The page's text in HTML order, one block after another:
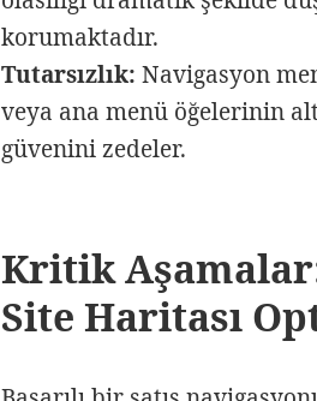
korumaktadır.
Tutarsızlık: Navigasyon
veya ana menü öğelerinin
güvenini zedeler.
Kritik
Site Haritası